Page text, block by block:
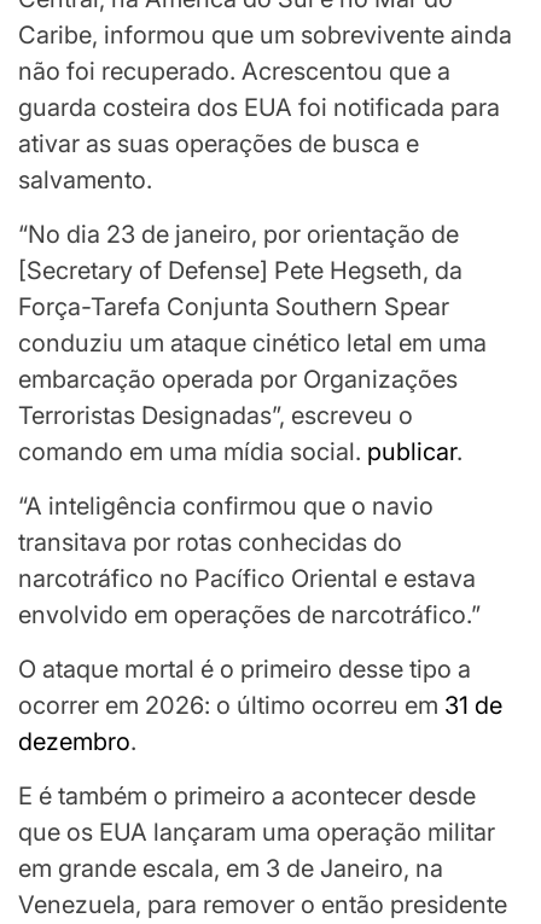
itens
Caribe, informou que um sobrevivente ainda
não foi recuperado. Acrescentou que a
guarda costeira dos EUA foi notificada para
ativar as suas operações de busca e
salvamento.
“No dia 23 de janeiro, por orientação de
[Secretary of Defense] Pete Hegseth, da
Força-Tarefa Conjunta Southern Spear
conduziu um ataque cinético letal em uma
embarcação operada por Organizações
Terroristas Designadas”, escreveu o
comando em uma mídia social. publicar.
“A inteligência confirmou que o navio
transitava por rotas conhecidas do
narcotráfico no Pacífico Oriental e estava
envolvido em operações de narcotráfico.”
O ataque mortal é o primeiro desse tipo a
ocorrer em 2026: o último ocorreu em 31 de
dezembro.
E é também o primeiro a acontecer desde
que os EUA lançaram uma operação militar
em grande escala, em 3 de Janeiro, na
Venezuela, para remover o então presidente